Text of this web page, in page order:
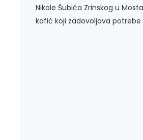
Nikole Šubića Zrinskog u
kafić koji zadovoljava potrebe